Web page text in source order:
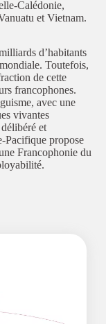
Calédonie,
et Vietnam.
d’habitants
Toutefois,
de cette
francophones.
avec une
vivantes
et
Pacifique propose
Francophonie du